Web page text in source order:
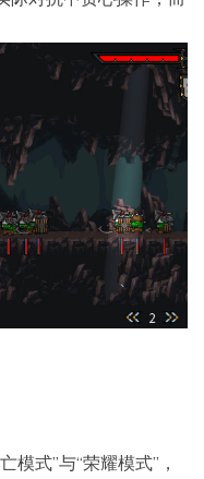
模式”与“荣耀模式”，